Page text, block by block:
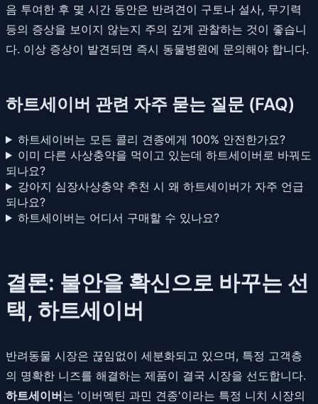
음 투여한 후 몇 시간 동안은 반려견이 구토나 설사, 무기력
등의 증상을 보이지 않는지 주의 깊게 관찰하는 것이 좋습니
다. 이상 증상이 발견되면 즉시 동물병원에 문의해야 합니다.
하트세이버 관련 자주 묻는 질문 (FAQ)
하트세이버는 모든 콜리 견종에게 100% 안전한가요?
이미 다른 사상충약을 먹이고 있는데 하트세이버로 바꿔도
되나요?
강아지 심장사상충약 추천 시 왜 하트세이버가 자주 언급
되나요?
하트세이버는 어디서 구매할 수 있나요?
결론: 불안을 확신으로 바꾸는 선
택, 하트세이버
반려동물 시장은 끊임없이 세분화되고 있으며, 특정 고객층
의 명확한 니즈를 해결하는 제품이 결국 시장을 선도합니다.
하트세이버는 '이버멕틴 과민 견종'이라는 특정 니치 시장의